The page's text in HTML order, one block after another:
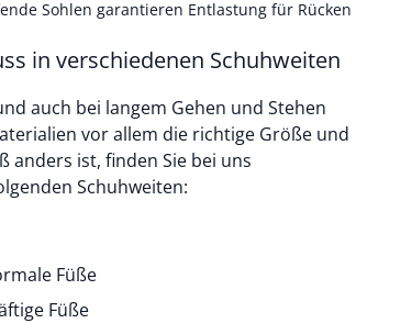
Sohlen garantieren Entlastung für Rücken
in verschiedenen Schuhweiten
auch bei langem Gehen und Stehen
vor allem die richtige Größe und
anders ist, finden Sie bei uns
Schuhweiten:
Füße
Füße